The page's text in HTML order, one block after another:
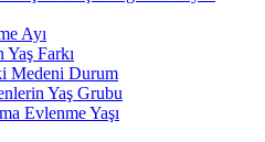
Ayı
Yaş Farkı
Medeni Durum
Yaş Grubu
Evlenme Yaşı